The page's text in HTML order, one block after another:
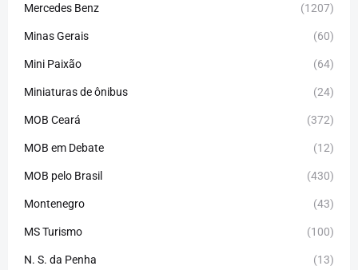
Mercedes Benz (1207)
Minas Gerais (60)
Mini Paixão (64)
Miniaturas de ônibus (24)
MOB Ceará (372)
MOB em Debate (12)
MOB pelo Brasil (430)
Montenegro (43)
MS Turismo (100)
N. S. da Penha (13)